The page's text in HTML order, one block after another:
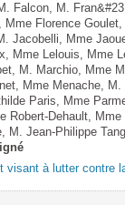
Falcon, M.
Florence
Jacobelli, Mme
Mme Lelouis, Mme
M. Marchio, Mme
Mme Menache,
Paris, Mme
Robert-Dehault,
M. Jean-Philippe
visant à lutter contre